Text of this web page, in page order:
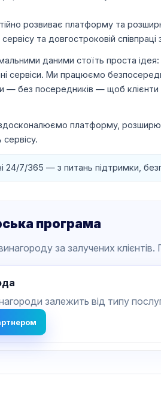
розвиває платформу та
сервісу та довгостроковій співпраці
даними стоїть проста ідея:
сервіси. Ми працюємо
— без посередників — щоб клієнти
платформу,
сервісу.
24/7/365 — з питань підтримки,
програма
за залучених
залежить від типу